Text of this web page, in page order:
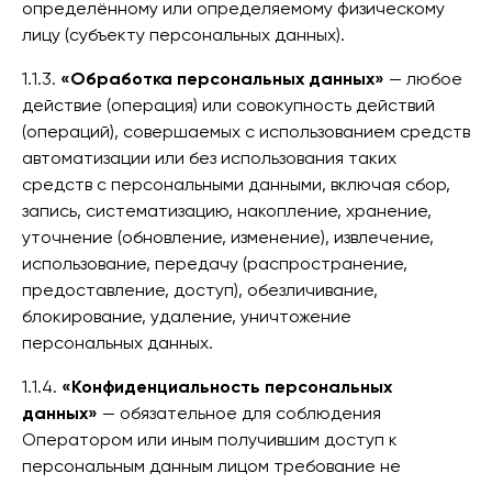
определённому или определяемому физическому
лицу (субъекту персональных данных).
1.1.3. «Обработка персональных данных» — любое
действие (операция) или совокупность действий
(операций), совершаемых с использованием средств
автоматизации или без использования таких
средств с персональными данными, включая сбор,
запись, систематизацию, накопление, хранение,
уточнение (обновление, изменение), извлечение,
использование, передачу (распространение,
предоставление, доступ), обезличивание,
блокирование, удаление, уничтожение
персональных данных.
1.1.4. «Конфиденциальность персональных
данных» — обязательное для соблюдения
Оператором или иным получившим доступ к
персональным данным лицом требование не